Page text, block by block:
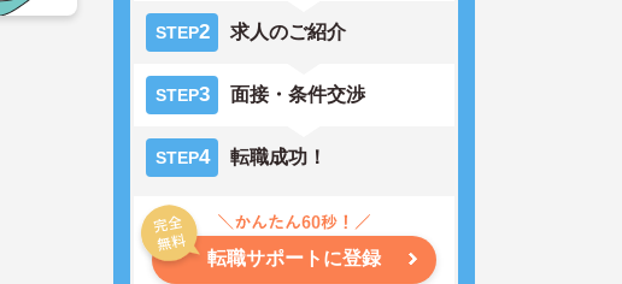
STEP2 求人のご紹介
STEP3 面接・条件交渉
STEP4 転職成功！
転職サポートに登録